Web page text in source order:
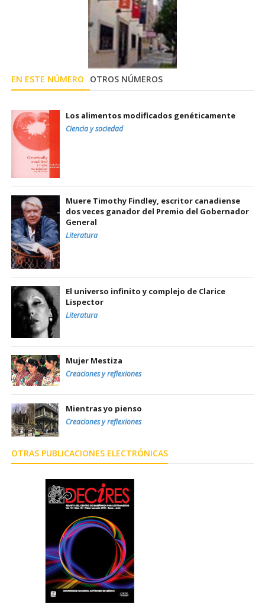
EN ESTE NÚMERO OTROS NÚMEROS
Los alimentos modificados genéticamente
Ciencia y sociedad
Muere Timothy Findley, escritor canadiense
dos veces ganador del Premio del Gobernador
General
Literatura
El universo infinito y complejo de Clarice
Lispector
Literatura
Mujer Mestiza
Creaciones y reflexiones
Mientras yo pienso
Creaciones y reflexiones
OTRAS PUBLICACIONES ELECTRÓNICAS